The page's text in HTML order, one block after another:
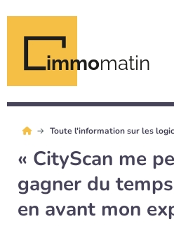
immomatin
Toute l'information sur les
« CityScan me
gagner du
en avant mon